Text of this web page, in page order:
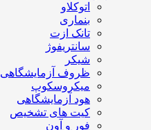
اتوکلاو
بنماری
تانک ازت
سانتریفوژ
شیکر
ظروف آزمایشگاهی
میکروسکوپ
هود آزمایشگاهی
کیت های تشخیص
فور و آون